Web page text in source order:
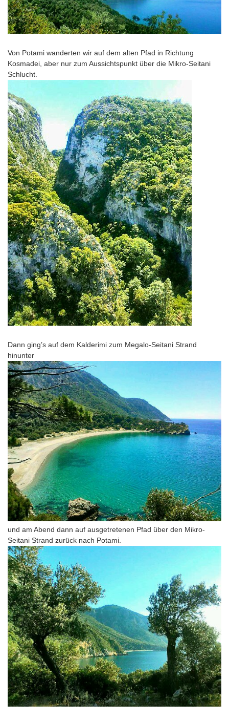
Von Potami wanderten wir auf dem alten Pfad in Richtung
Kosmadei, aber nur zum Aussichtspunkt über die Mikro-Seitani
Schlucht.
Dann ging’s auf dem Kalderimi zum Megalo-Seitani Strand
hinunter
und am Abend dann auf ausgetretenen Pfad über den Mikro-
Seitani Strand zurück nach Potami.